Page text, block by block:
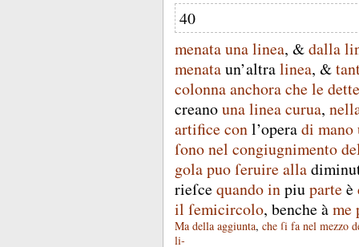
40
menataunalinea, &dalla
menataun’altralinea, &
colonnaanchorache le dette
creanounalineacurua,
artifice conl’operadi mano
ſononel congiugnimento
golapuoſeruire alla
rieſce quandoinpiuparte è
il ſemicircolo, benche àme
Ma della aggiunta, che ſi fa nel mezzo
li-